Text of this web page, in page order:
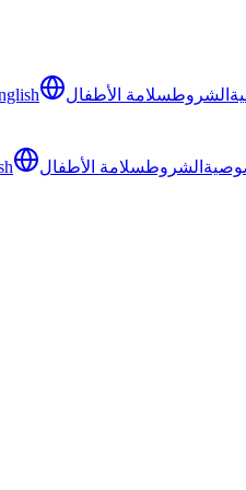
الشروطسلامة الأطفال
الشروطسلامة الأطفال